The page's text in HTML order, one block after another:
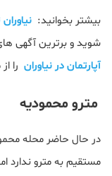
بیشتر بخوانید:
شوید و برترین آگهی
آپارتمان در نیاوران را
مترو محمودیه
در حال حاضر محله
مستقیم به مترو ندارد